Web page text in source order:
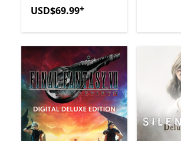
USD$69.99Avec des achats dans
USD$69.99+